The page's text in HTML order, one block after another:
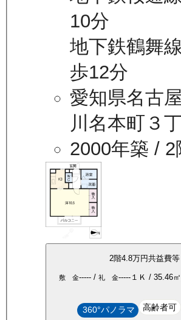
10分
地下鉄鶴舞
歩12分
愛知県名古
川名本町３
2000年築 / 2
2階4.8万円共益費
敷 金----- /礼 金----- １Ｋ /35.46㎡
360°パノラマ 高齢者可